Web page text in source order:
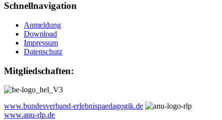
Schnellnavigation
Anmeldung
Download
Impressum
Datenschutz
Mitgliedschaften:
www.bundesverband-erlebnispaedagogik.de
www.anu-rlp.de